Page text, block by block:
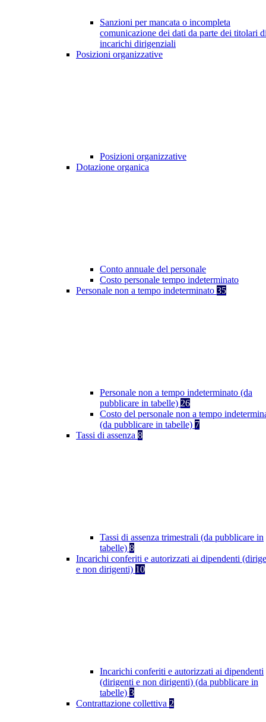
Sanzioni per mancata o incompleta
comunicazione dei dati da parte dei titolari
incarichi dirigenziali
Posizioni organizzative
Posizioni organizzative
Dotazione organica
Conto annuale del personale
Costo personale tempo indeterminato
Personale non a tempo indeterminato 35
Personale non a tempo indeterminato (da
pubblicare in tabelle) 26
Costo del personale non a tempo
(da pubblicare in tabelle) 7
Tassi di assenza 8
Tassi di assenza trimestrali (da pubblicare in
tabelle) 8
Incarichi conferiti e autorizzati ai dipendenti
e non dirigenti) 10
Incarichi conferiti e autorizzati ai dipendenti
(dirigenti e non dirigenti) (da pubblicare in
tabelle) 3
Contrattazione collettiva 2